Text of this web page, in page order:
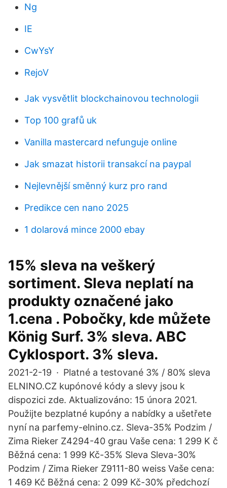
Ng
IE
CwYsY
RejoV
Jak vysvětlit blockchainovou technologii
Top 100 grafů uk
Vanilla mastercard nefunguje online
Jak smazat historii transakcí na paypal
Nejlevnější směnný kurz pro rand
Predikce cen nano 2025
1 dolarová mince 2000 ebay
15% sleva na veškerý
sortiment. Sleva neplatí na
produkty označené jako
1.cena . Pobočky, kde můžete
König Surf. 3% sleva. ABC
Cyklosport. 3% sleva.
2021-2-19 · Platné a testované 3% / 80% sleva
ELNINO.CZ kupónové kódy a slevy jsou k
dispozici zde. Aktualizováno: 15 února 2021.
Použijte bezplatné kupóny a nabídky a ušetřete
nyní na parfemy-elnino.cz. Sleva-35% Podzim /
Zima Rieker Z4294-40 grau Vaše cena: 1 299 K č
Běžná cena: 1 999 Kč-35% Sleva Sleva-30%
Podzim / Zima Rieker Z9111-80 weiss Vaše cena:
1 469 Kč Běžná cena: 2 099 Kč-30% předchozí